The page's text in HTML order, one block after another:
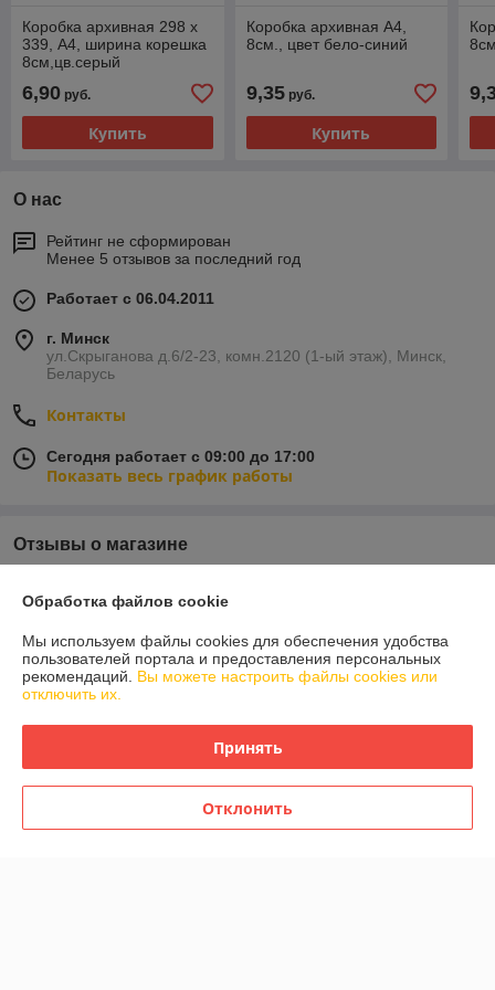
Коробка архивная 298 x
339, А4, ширина корешка
8см,цв.серый
6,90 руб.
Купить
Коробка архивная А4,
8см., цвет бело-синий
9,35руб.
Купить
О нас
Рейтинг не сформирован
Менее 5 отзывов за последний год
Работает с 06.04.2011
г. Минск
ул.Скрыганова д.6/2-23, комн.2120 (1-ый этаж), Минск,
Беларусь
Контакты
Сегодня работает с 09:00 до 17:00
Показать весь график работы
Отзывы о магазине
О нас
Контакты
Обработка файлов cookie
Мы используем файлы cookies для обеспечения удобства
пользователей портала и предоставления персональных
рекомендаций. Вы можете настроить файлы cookies или
отключить их.
Принять
Отклонить